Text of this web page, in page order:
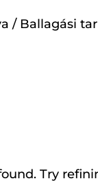
/ Ballagási
Try